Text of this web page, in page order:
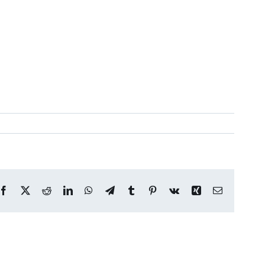
Facebook
X RedditLinkedInWhatsApp
TelegramTumblr Pinterest
Vk Xing Correo